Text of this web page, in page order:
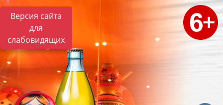
Версия сайта
для
слабовидящих